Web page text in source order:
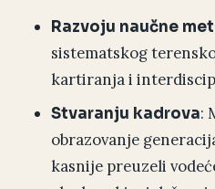
Razvoju naučne
sistematskog
kartiranja i
Stvaranju kadrova:
obrazovanje
kasnije preuzeli